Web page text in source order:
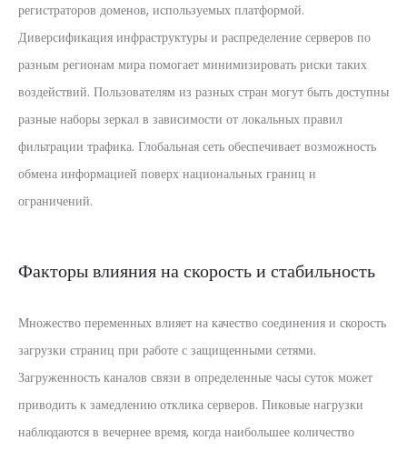
регистраторов доменов, используемых платформой.
Диверсификация инфраструктуры и распределение серверов по
разным регионам мира помогает минимизировать риски таких
воздействий. Пользователям из разных стран могут быть доступны
разные наборы зеркал в зависимости от локальных правил
фильтрации трафика. Глобальная сеть обеспечивает возможность
обмена информацией поверх национальных границ и
ограничений.
Факторы влияния на скорость и стабильность
Множество переменных влияет на качество соединения и скорость
загрузки страниц при работе с защищенными сетями.
Загруженность каналов связи в определенные часы суток может
приводить к замедлению отклика серверов. Пиковые нагрузки
наблюдаются в вечернее время, когда наибольшее количество